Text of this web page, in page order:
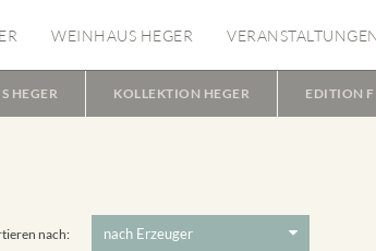
WEINHAUS HEGER VERANSTALTUNGEN
HEGER KOLLEKTION HEGER EDITION
nach: